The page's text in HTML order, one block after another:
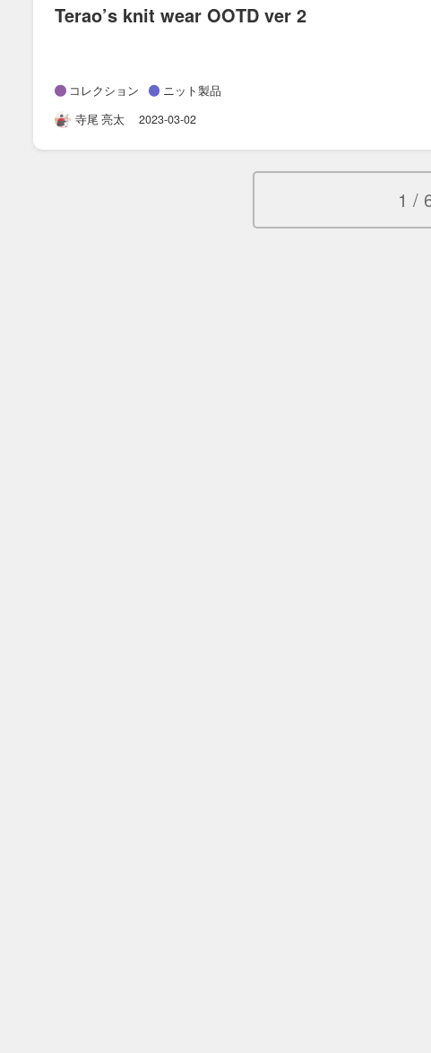
Terao’s knit wear OOTD ver 2
コレクション
ニット製品
寺尾 亮太
2023-03-02
1 /